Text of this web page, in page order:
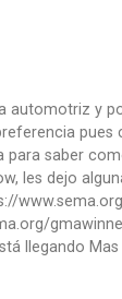
automotriz y
saber
les dejo
llegando